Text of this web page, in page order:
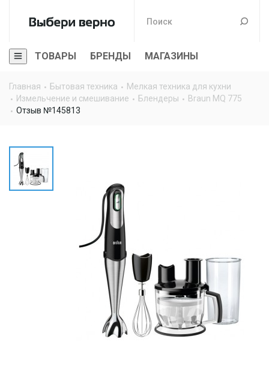
ТОВАРЫ БРЕНДЫ МАГАЗИНЫ
Главная Бытовая техника
Мелкая техника для кухни
Измельчение и смешивание
Блендеры
Braun MQ 775
Отзыв №145813